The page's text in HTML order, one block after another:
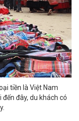
tiền là Việt Nam
đây, du khách có